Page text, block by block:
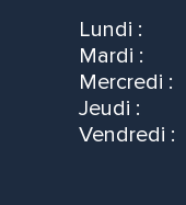
Lundi :
Mardi :
Mercredi :
Jeudi :
Vendredi :